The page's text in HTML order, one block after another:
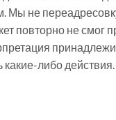
Мы не
повторно не смог
либо действия.